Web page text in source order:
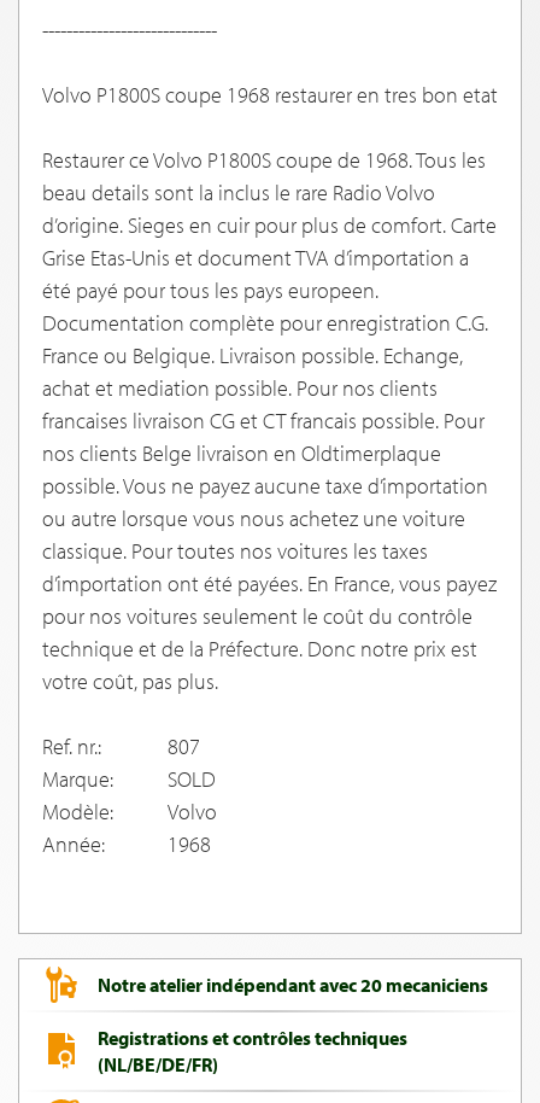
-----------------------------
Volvo P1800S coupe 1968 restaurer en tres bon etat
Restaurer ce Volvo P1800S coupe de 1968. Tous les
beau details sont la inclus le rare Radio Volvo
d’origine. Sieges en cuir pour plus de comfort. Carte
Grise Etas-Unis et document TVA d’importation a
été payé pour tous les pays europeen.
Documentation complète pour enregistration C.G.
France ou Belgique. Livraison possible. Echange,
achat et mediation possible. Pour nos clients
francaises livraison CG et CT francais possible. Pour
nos clients Belge livraison en Oldtimerplaque
possible. Vous ne payez aucune taxe d’importation
ou autre lorsque vous nous achetez une voiture
classique. Pour toutes nos voitures les taxes
d’importation ont été payées. En France, vous payez
pour nos voitures seulement le coût du contrôle
technique et de la Préfecture. Donc notre prix est
votre coût, pas plus.
Ref. nr.:
807
Marque:
SOLD
Modèle:
Volvo
Année:
1968
Notre atelier indépendant avec 20 mecaniciens
Registrations et contrôles techniques
(NL/BE/DE/FR)